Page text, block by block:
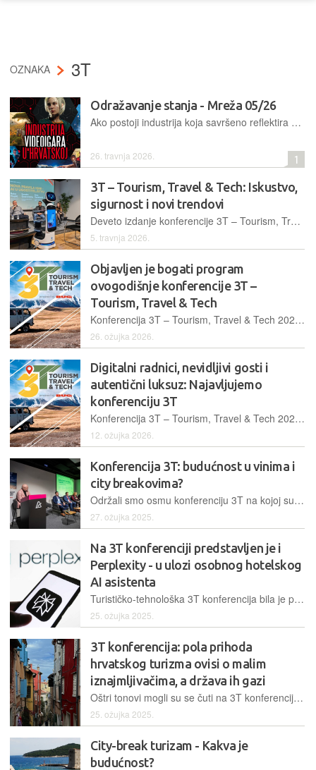
OZNAKA 3T
Odražavanje stanja - Mreža 05/26
Ako postoji industrija koja savršeno reflektira stanje tehnologije danas, onda to više nisu telekomi, ni čipovi, pa čak ni umjetna inteligencija. To su – video igre. Srećom, sve manje se koristi termin „igrice“, nekad je bio jako popularan, i vodio sam rat protiv njega, jer je izrazito glup. Izgleda da je nekako odumro vremenom, pa se na ove jezične obračune i ne trebam vraćati.
26. travnja 2026. 1
3T – Tourism, Travel & Tech: Iskustvo,
sigurnost i novi trendovi
Deveto izdanje konferencije 3T – Tourism, Travel & Tech, u organizaciji Buga i Mreže, održano je na Sveučilištu Algebra Bernays
5. travnja 2026.
Objavljen je bogati program
ovogodišnje konferencije 3T –
Tourism, Travel & Tech
Konferencija 3T – Tourism, Travel & Tech 2026 održava se 2. travnja, a donosi aktualne teme koje povezuju turizam i tehnologiju, s naglaskom na sigurnost, iskustvo i nove trendove
26. ožujka 2026.
Digitalni radnici, nevidljivi gosti i
autentični luksuz: Najavljujemo
konferenciju 3T
Konferencija 3T – Tourism, Travel & Tech 2026 održava se 2. travnja, a donosi aktualne teme koje povezuju turizam i tehnologiju, s naglaskom na sigurnost, iskustvo i nove trendove
12. ožujka 2026.
Konferencija 3T: budućnost u vinima i
city breakovima?
Održali smo osmu konferenciju 3T na kojoj su predstavljeni novi tehnološki trendovi na razmeđi turizma i techa
27. ožujka 2025.
Na 3T konferenciji predstavljen je i
Perplexity - u ulozi osobnog hotelskog
AI asistenta
Turističko-tehnološka 3T konferencija bila je prilika da se upoznamo s alatom koji može promijeniti način rada hotela i uzdići ih na nove razine
25. ožujka 2025.
3T konferencija: pola prihoda
hrvatskog turizma ovisi o malim
iznajmljivačima, a država ih gazi
Oštri tonovi mogli su se čuti na 3T konferenciji: oni koji turističku Barcelonu uspoređuju s nama su – komičari
25. ožujka 2025.
City-break turizam - Kakva je
budućnost?